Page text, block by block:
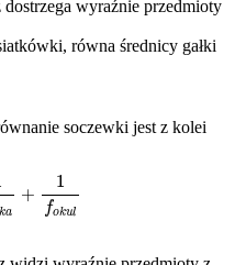
wyraźnie przedmioty
równa średnicy gałki
soczewki jest z kolei
ku